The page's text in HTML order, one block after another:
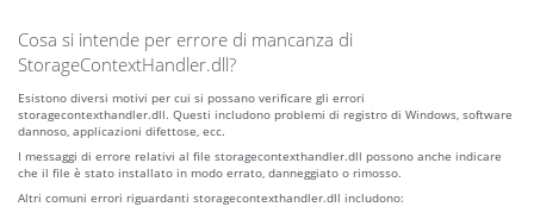
Cosa si intende per errore di mancanza di
StorageContextHandler.dll?
Esistono diversi motivi per cui si possano verificare gli errori
storagecontexthandler.dll. Questi includono problemi di registro di Windows, software
dannoso, applicazioni difettose, ecc.
I messaggi di errore relativi al file storagecontexthandler.dll possono anche indicare
che il file è stato installato in modo errato, danneggiato o rimosso.
Altri comuni errori riguardanti storagecontexthandler.dll includono: